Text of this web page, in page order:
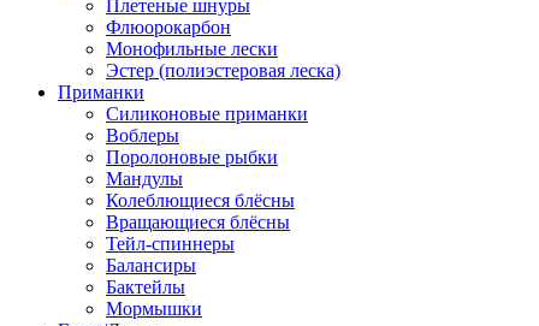
Плетеные шнуры
Флюорокарбон
Монофильные лески
Эстер (полиэстеровая леска)
Приманки
Силиконовые приманки
Воблеры
Поролоновые рыбки
Мандулы
Колеблющиеся блёсны
Вращающиеся блёсны
Тейл-спиннеры
Балансиры
Бактейлы
Мормышки